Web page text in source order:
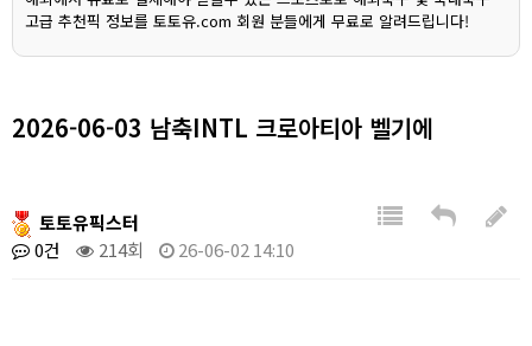
고급 추천픽 정보를 토토유.com 회원 분들에게 무료로 알려드립니다!
2026-06-03 남축INTL 크로아티아 벨기에
토토유픽스터
0건
214회 26-06-02 14:10